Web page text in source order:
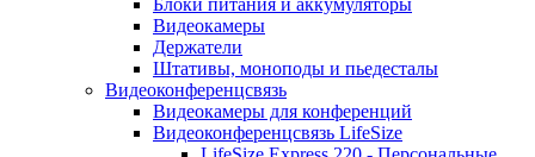
Блоки питания и аккумуляторы
Видеокамеры
Держатели
Штативы, моноподы и пьедесталы
Видеоконференцсвязь
Видеокамеры для конференций
Видеоконференцсвязь LifeSize